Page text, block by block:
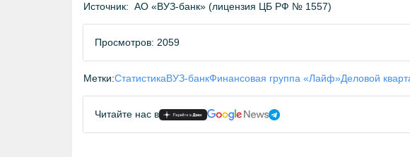
Источник: АО «ВУЗ-банк» (лицензия ЦБ РФ № 1557)
Просмотров: 2059
Метки:СтатистикаВУЗ-банкФинансовая группа «Лайф»Деловой
Читайте нас в